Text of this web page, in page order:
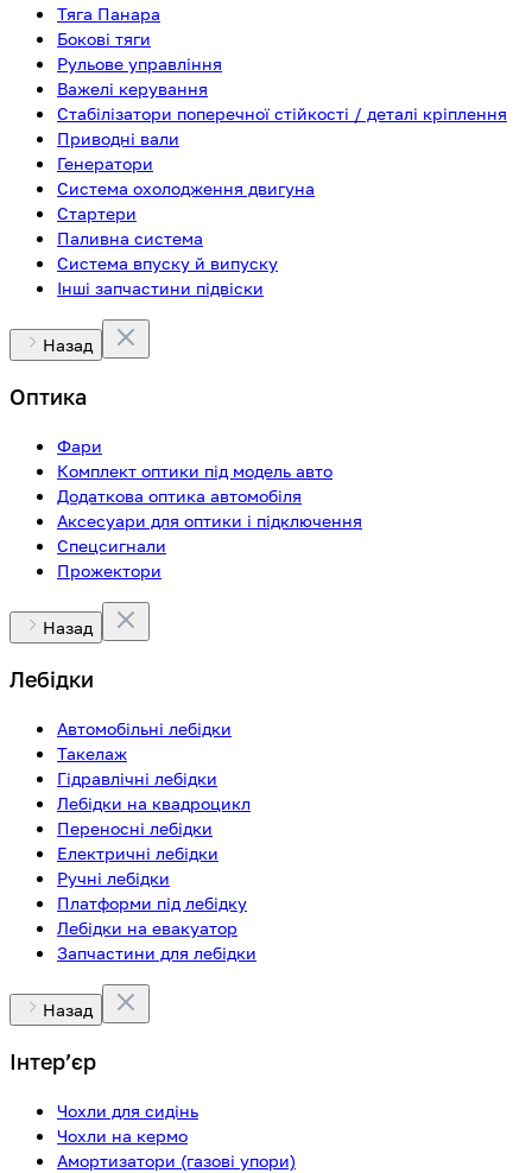
Тяга Панара
Бокові тяги
Рульове управління
Важелі керування
Стабілізатори поперечної стійкості / деталі кріплення
Приводні вали
Генератори
Система охолодження двигуна
Стартери
Паливна система
Система впуску й випуску
Інші запчастини підвіски
Назад
Оптика
Фари
Комплект оптики під модель авто
Додаткова оптика автомобіля
Аксесуари для оптики і підключення
Спецсигнали
Прожектори
Назад
Лебідки
Автомобільні лебідки
Такелаж
Гідравлічні лебідки
Лебідки на квадроцикл
Переносні лебідки
Електричні лебідки
Ручні лебідки
Платформи під лебідку
Лебідки на евакуатор
Запчастини для лебідки
Назад
Інтерʼєр
Чохли для сидінь
Чохли на кермо
Амортизатори (газові упори)